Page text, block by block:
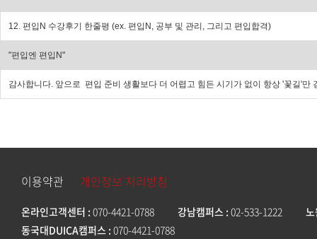
12. 편입N 수강후기 한줄평 (ex. 편입N, 공부 및 관리, 그리고 편입합격)
"편입엔 편입N"
감사합니다. 앞으로 편입 준비 생활보다 더 어렵고 힘든 시기가 없이 항상 '꽃길'
이용약관 개인정보 처리방침
온라인고객센터 070-4421-0788 강남캠퍼스 02-533-1222
동국대DUICA캠퍼스 070-4421-0788